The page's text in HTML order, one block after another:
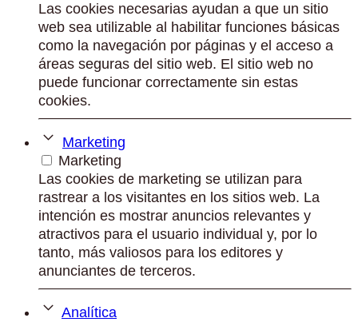
Las cookies necesarias ayudan a que un sitio
web sea utilizable al habilitar funciones básicas
como la navegación por páginas y el acceso a
áreas seguras del sitio web. El sitio web no
puede funcionar correctamente sin estas
cookies.
Marketing
Marketing
Las cookies de marketing se utilizan para
rastrear a los visitantes en los sitios web. La
intención es mostrar anuncios relevantes y
atractivos para el usuario individual y, por lo
tanto, más valiosos para los editores y
anunciantes de terceros.
Analítica